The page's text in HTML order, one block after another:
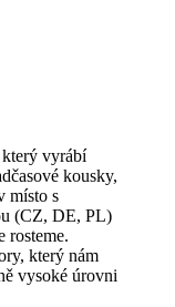
který vyrábí
kousky,
místo s
(CZ, DE, PL)
rosteme.
který nám
vysoké úrovni